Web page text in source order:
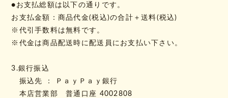
●お支払総額は以下の通りです。
お支払金額：商品代金(税込)の合計＋送料(税込)
※代引手数料は無料です。
※代金は商品配送時に配送員にお支払い下さい。
3.銀行振込
振込先 ： ＰａｙＰａｙ銀行
本店営業部 普通口座 4002808